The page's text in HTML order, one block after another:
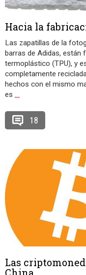
Hacia la
Las zapatillas de la
barras de Adidas, están
termoplástico (TPU), y
completamente
hechos con el mismo
es …
18
Las